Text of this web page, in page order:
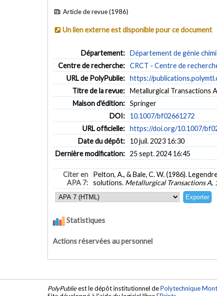
Article de revue (1986)
Un lien externe est disponible pour ce document
Département: Département de génie
Centre de recherche: CRCT - Centre de
URL de PolyPublie: https://
Titre de la revue: Metallurgical Transactions
Maison d'édition: Springer
DOI:
10.1007/bf02661272
URL officielle: https://doi.org/10.1007/
Date du dépôt:
10 juil. 2023 16:30
Dernière modification: 25 sept. 2024 16:45
Citer en
APA 7:
Pelton, A., & Bale, C. W. (1986).
solutions. Metallurgical Transactions A,
Statistiques
Actions réservées au personnel
PolyPublieest le dépôt institutionnel dePolytechnique